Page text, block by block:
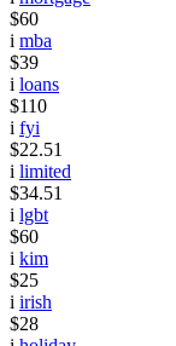
$60
i mba
$39
i loans
$110
i fyi
$22.51
i limited
$34.51
i lgbt
$60
i kim
$25
i irish
$28